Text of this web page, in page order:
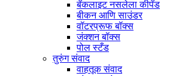
बॅकलाइट नसलेला कीपॅड
बीकन आणि साउंडर
वॉटरप्रूफ बॉक्स
जंक्शन बॉक्स
पोल स्टँड
तुरुंग संवाद
वाहतूक संवाद